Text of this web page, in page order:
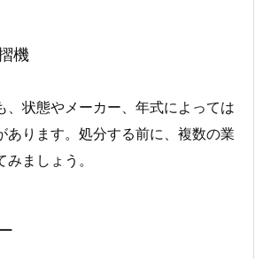
機
、状態やメーカー、年式によっては
あります。処分する前に、複数の業
ましょう。